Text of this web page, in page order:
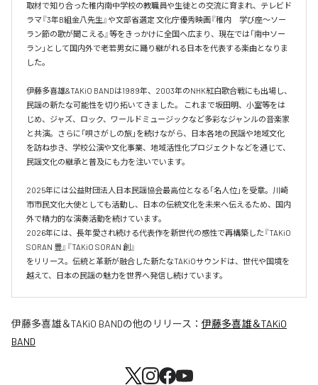
取材で知り合った稚内南中学校の教職員や生徒との交流に育まれ、テレビド
ラマ『3年B組金八先生』や文部省選定 文化庁優秀映画『稚内　学び座〜ソー
ラン節の歌が聞こえる』等をきっかけに全国へ広まり、現在では「南中ソー
ラン」として国内外で老若男女に踊り継がれる日本を代表する楽曲となりま
した。
伊藤多喜雄&TAKiO BANDは1989年、2003年のNHK紅白歌合戦にも出場し、
民謡の新たな可能性を切り拓いてきました。 これまで坂田明、小室等をは
じめ、ジャズ、ロック、ワールドミュージックなど多彩なジャンルの音楽家
と共演。さらに「唄さがしの旅」を続けながら、日本各地の民謡や地域文化
を訪ね歩き、学校公演や文化事業、地域活性化プロジェクトなどを通じて、
民謡文化の継承と普及にも力を注いでいます。
2025年には公益財団法人日本民謡協会最高位となる「名人位」を受章。川崎
市市民文化大使としても活動し、日本の伝統文化を未来へ伝えるため、国内
外で精力的な演奏活動を続けています。
2026年には、長年愛され続ける代表作を新世代の感性で再構築した『TAKiO
SORAN 豊』『TAKiO SORAN 創』
をリリース。伝統と革新が融合した新たなTAKiOサウンドは、世代や国境を
越えて、日本の民謡の魅力を世界へ発信し続けています。
伊藤多喜雄＆TAKiO BANDの他のリリース： 伊藤多喜雄＆TAKiO
BAND